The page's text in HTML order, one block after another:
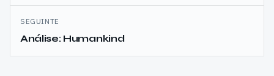
artigos
SEGUINTE
Análise: Humankind